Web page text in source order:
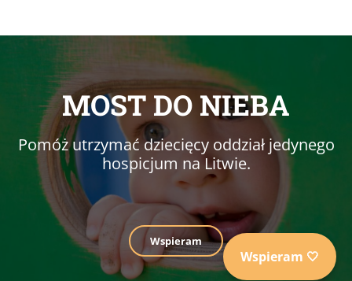
MOST DO NIEBA
Pomóż utrzymać dziecięcy oddział jedynego
hospicjum na Litwie.
Wspieram
Wspieram 🤍